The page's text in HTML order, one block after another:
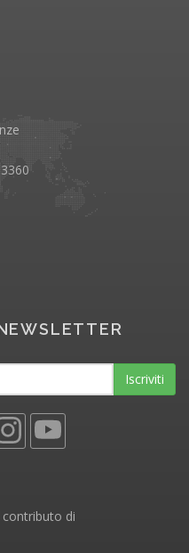
Iscriviti
contributo di